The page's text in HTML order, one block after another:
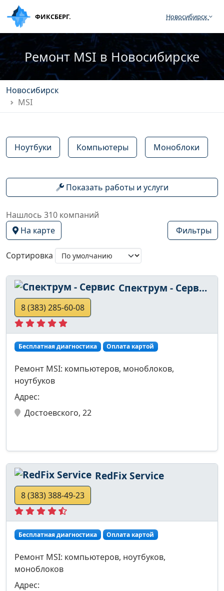
ФИКСБЕРГ. Новосибирск
Ремонт MSI в Новосибирске
Новосибирск
MSI
Ноутбуки Компьютеры Моноблоки
Показать работы и услуги
Нашлось 310 компаний
На карте
Фильтры
Сортировка
Спектрум - Сервис
8 (383) 285-60-08
Бесплатная диагностика Оплата картой
Ремонт MSI: компьютеров, моноблоков,
ноутбуков
Адрес:
Достоевского, 22
RedFix Service
8 (383) 388-49-23
Бесплатная диагностика Оплата картой
Ремонт MSI: компьютеров, ноутбуков,
моноблоков
Адрес: